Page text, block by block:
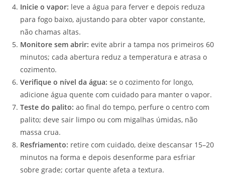
Inicie o vapor: leve a água para ferver e depois reduza
para fogo baixo, ajustando para obter vapor constante,
não chamas altas.
Monitore sem abrir: evite abrir a tampa nos primeiros 60
minutos; cada abertura reduz a temperatura e atrasa o
cozimento.
Verifique o nível da água: se o cozimento for longo,
adicione água quente com cuidado para manter o vapor.
Teste do palito: ao final do tempo, perfure o centro com
palito; deve sair limpo ou com migalhas úmidas, não
massa crua.
Resfriamento: retire com cuidado, deixe descansar 15–20
minutos na forma e depois desenforme para esfriar
sobre grade; cortar quente afeta a textura.